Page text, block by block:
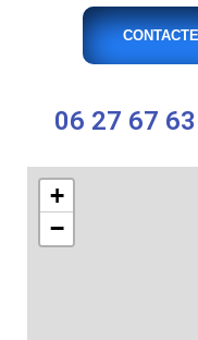
06 27 67
+
−